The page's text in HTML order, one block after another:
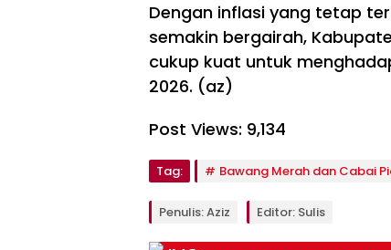
Dengan inflasi yang tetap
semakin bergairah,
cukup kuat untuk
2026. (az)
Post Views: 9,134
Tag: Bawang Merah dan Cabai
Penulis: Aziz Editor: Sulis